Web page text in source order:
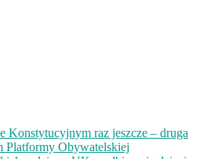
Konstytucyjnym raz jeszcze – druga
Platformy Obywatelskiej